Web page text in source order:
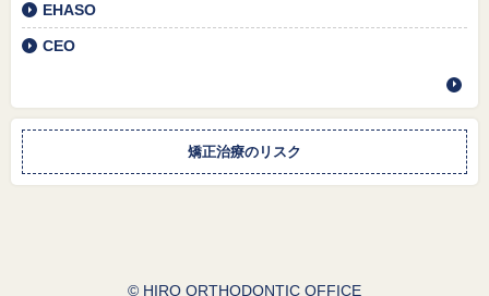
EHASO
CEO
矯正治療のリスク
© HIRO ORTHODONTIC OFFICE